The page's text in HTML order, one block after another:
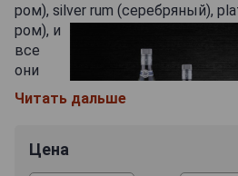
ром), silver rum (серебряный),
ром), и
все
они
Читать дальше
Цена